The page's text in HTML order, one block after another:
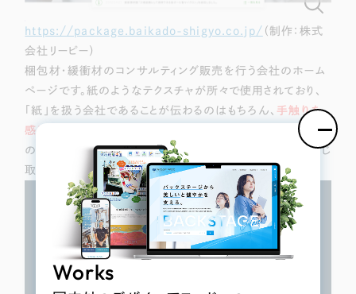
Works
https://package.baikado-shigyo.co.jp/ （制作：株式
会社リーピー）
梱包材・緩衝材のコンサルティング販売を行う会社のホーム
ページです。紙のようなテクスチャが所々で使用されており、
「紙」を扱う会社であることが伝わるのはもちろん、 手触りを
感じる温かみのあるサイトデザイン
になっています。少し味
のある書体からは、創業の歴史の長さや技術力の高さ
が感じ
取られるサイトデザインとなっています。
Works
制作実績